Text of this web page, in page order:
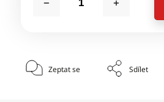
Zeptat se Sdílet